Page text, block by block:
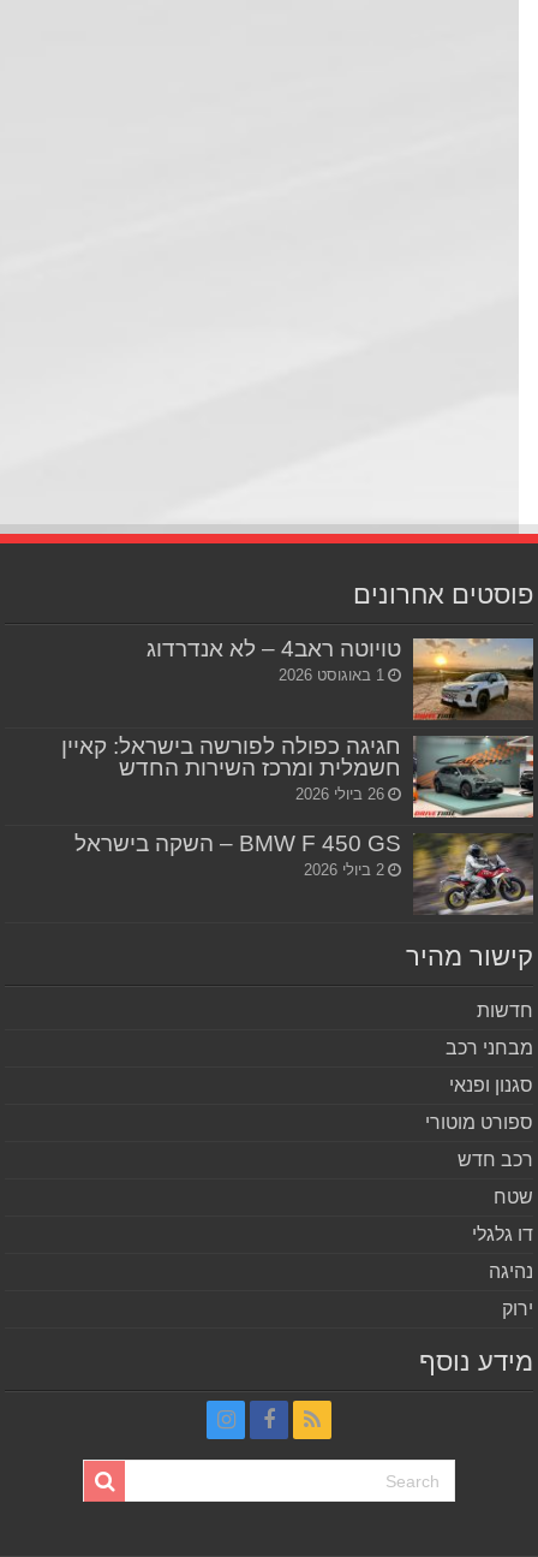
אחרונים
טויוטה ראב4 – לא אנדרדוג
1 באוגוסט 2026
חגיגה כפולה לפורשה בישראל: קאיין
חשמלית ומרכז השירות החדש
26 ביולי 2026
BMW F 450 GS – השקה בישראל
2 ביולי 2026
מהיר
רכב
ופנאי
מוטורי
חדש
גלגלי
נוסף